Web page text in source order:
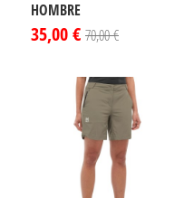
HOMBRE
35,00 € 70,00 €